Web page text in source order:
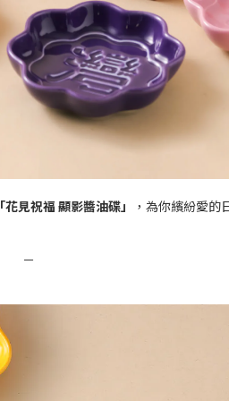
「花見祝福 顯影醬油碟」 ，為你繽紛愛的
－